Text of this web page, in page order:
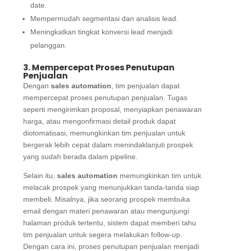
date.
Mempermudah segmentasi dan analisis lead.
Meningkatkan tingkat konversi lead menjadi
pelanggan.
3. Mempercepat Proses Penutupan
Penjualan
Dengan sales automation , tim penjualan dapat
mempercepat proses penutupan penjualan. Tugas
seperti mengirimkan proposal, menyiapkan penawaran
harga, atau mengonfirmasi detail produk dapat
diotomatisasi, memungkinkan tim penjualan untuk
bergerak lebih cepat dalam menindaklanjuti prospek
yang sudah berada dalam pipeline.
Selain itu, sales automation memungkinkan tim untuk
melacak prospek yang menunjukkan tanda-tanda siap
membeli. Misalnya, jika seorang prospek membuka
email dengan materi penawaran atau mengunjungi
halaman produk tertentu, sistem dapat memberi tahu
tim penjualan untuk segera melakukan follow-up.
Dengan cara ini, proses penutupan penjualan menjadi